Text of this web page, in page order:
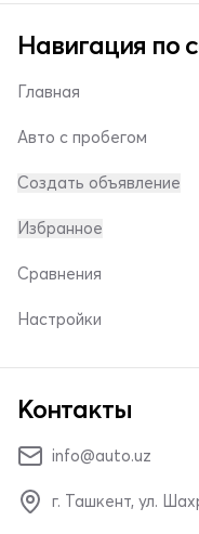
Навигация по
Главная
Авто с пробегом
Создать объявление
Избранное
Сравнения
Настройки
Контакты
info@auto.uz
г. Ташкент, ул.